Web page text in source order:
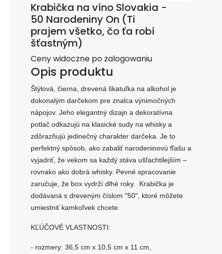
Krabička na víno Slovakia -
50 Narodeniny On (Ti
prajem všetko, čo ťa robí
šťastným)
Ceny widoczne po zalogowaniu
Opis produktu
Štýlová, čierna, drevená škatuľka na alkohol je
dokonalým darčekom pre znalca výnimočných
nápojov. Jeho elegantný dizajn a dekoratívna
potlač odkazujú na klasické sudy na whisky a
zdôrazňujú jedinečný charakter darčeka. Je to
perfektný spôsob, ako zabaliť narodeninovú fľašu a
vyjadriť, že vekom sa každý stáva ušľachtilejším –
rovnako ako dobrá whisky. Pevné spracovanie
zaručuje, že box vydrží dlhé roky. Krabička je
dodávaná s dreveným číslom "50", ktoré môžete
umiestniť kamkoľvek chcete.
KĽÚČOVÉ VLASTNOSTI:
- rozmery: 36,5 cm x 10,5 cm x 11 cm,